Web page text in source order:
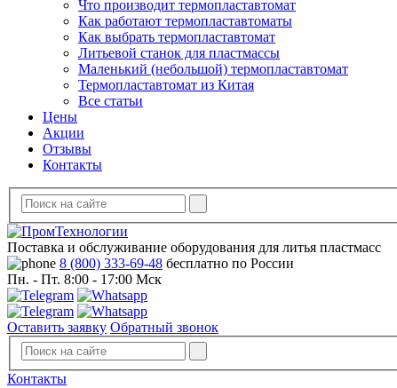
Что производит термопластавтомат
Как работают термопластавтоматы
Как выбрать термопластавтомат
Литьевой станок для пластмассы
Маленький (небольшой) термопластавтомат
Термопластавтомат из Китая
Все статьи
Цены
Акции
Отзывы
Контакты
Поставка и обслуживание оборудования для литья пластмасс
8 (800) 333-69-48 бесплатно по России
Пн. - Пт. 8:00 - 17:00 Мск
Оставить заявку Обратный звонок
Контакты